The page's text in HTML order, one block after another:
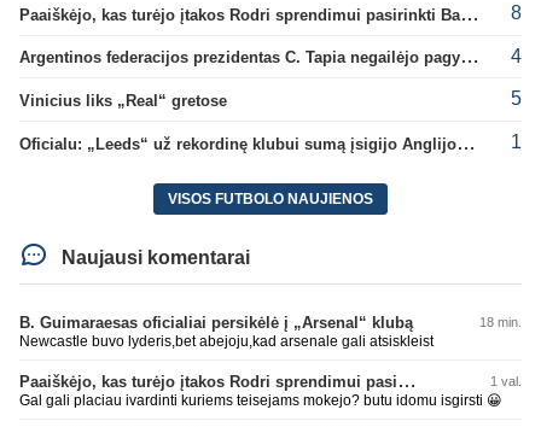
Paaiškėjo, kas turėjo įtakos Rodri sprendimui pasirinkti Barselonos pusę 8
Argentinos federacijos prezidentas C. Tapia negailėjo pagyrų G. Infantino 4
Vinicius liks „Real“ gretose 5
Oficialu: „Leeds“ už rekordinę klubui sumą įsigijo Anglijos rinktinės vartininką 1
VISOS FUTBOLO NAUJIENOS
Naujausi komentarai
B. Guimaraesas oficialiai persikėlė į „Arsenal“ klubą 18 min.
Newcastle buvo lyderis,bet abejoju,kad arsenale gali atsiskleist
Paaiškėjo, kas turėjo įtakos Rodri sprendimui pasirinkti Barselonos pusę 1 val.
Gal gali placiau ivardinti kuriems teisejams mokejo? butu idomu isgirsti 😀